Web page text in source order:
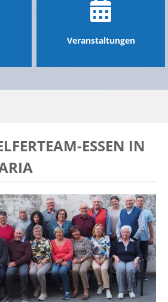
Veranstaltungen
ESSEN IN